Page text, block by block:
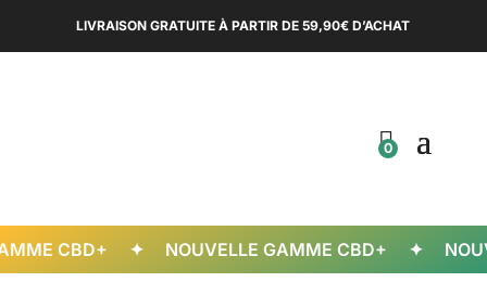
LIVRAISON GRATUITE À PARTIR DE 59,90€ D’ACHAT
0
CBD+ ✦ NOUVELLE GAMME CBD+ ✦